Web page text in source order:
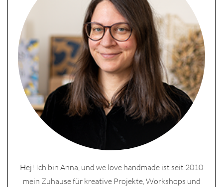
Hej! Ich bin Anna, und we love handmade ist seit 2010
mein Zuhause für kreative Projekte, Workshops und